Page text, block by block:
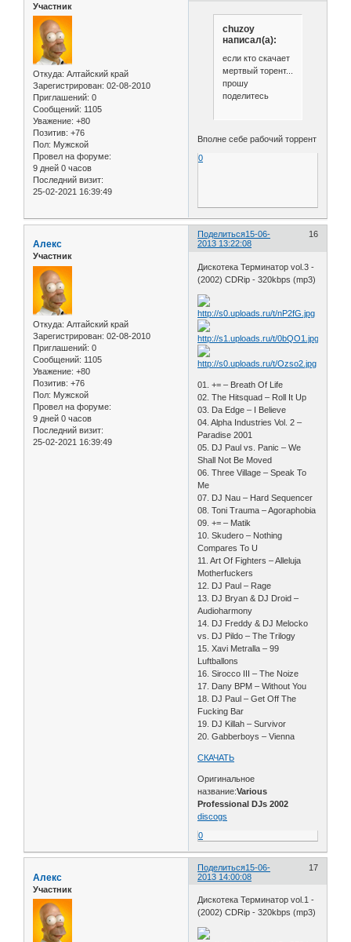
Участник
Откуда: Алтайский край
Зарегистрирован: 02-08-2010
Приглашений: 0
Сообщений: 1105
Уважение: +80
Позитив: +76
Пол: Мужской
Провел на форуме:
9 дней 0 часов
Последний визит:
25-02-2021 16:39:49
chuzoy
написал(а):
если кто скачает
мертвый торент...
прошу
поделитесь
Вполне себе рабочий торрент
0
Поделиться 16
15-06-
2013 13:22:08
Алекс
Участник
Откуда: Алтайский край
Зарегистрирован: 02-08-2010
Приглашений: 0
Сообщений: 1105
Уважение: +80
Позитив: +76
Пол: Мужской
Провел на форуме:
9 дней 0 часов
Последний визит:
25-02-2021 16:39:49
Дискотека Терминатор vol.3 -
(2002) CDRip - 320kbps (mp3)
01. += – Breath Of Life
02. The Hitsquad – Roll It Up
03. Da Edge – I Believe
04. Alpha Industries Vol. 2 –
Paradise 2001
05. DJ Paul vs. Panic – We
Shall Not Be Moved
06. Three Village – Speak To
Me
07. DJ Nau – Hard Sequencer
08. Toni Trauma – Agoraphobia
09. += – Matik
10. Skudero – Nothing
Compares To U
11. Art Of Fighters – Alleluja
Motherfuckers
12. DJ Paul – Rage
13. DJ Bryan & DJ Droid –
Audioharmony
14. DJ Freddy & DJ Melocko
vs. DJ Pildo – The Trilogy
15. Xavi Metralla – 99
Luftballons
16. Sirocco III – The Noize
17. Dany BPM – Without You
18. DJ Paul – Get Off The
Fucking Bar
19. DJ Killah – Survivor
20. Gabberboys – Vienna
СКАЧАТЬ
Оригинальное
название:Various
Professional DJs 2002
discogs
0
Поделиться 17
15-06-
2013 14:00:08
Алекс
Участник
Дискотека Терминатор vol.1 -
(2002) CDRip - 320kbps (mp3)